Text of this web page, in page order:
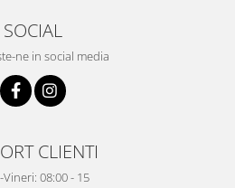
SOCIAL
ne in social media
CLIENTI
08:00 - 15